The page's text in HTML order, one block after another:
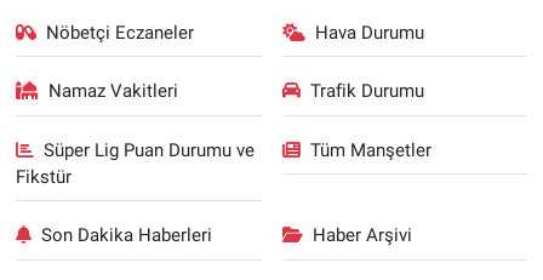
Nöbetçi Eczaneler Hava Durumu
Namaz Vakitleri Trafik Durumu
Süper Lig Puan Durumu ve
Fikstür
Tüm Manşetler
Son Dakika Haberleri Haber Arşivi